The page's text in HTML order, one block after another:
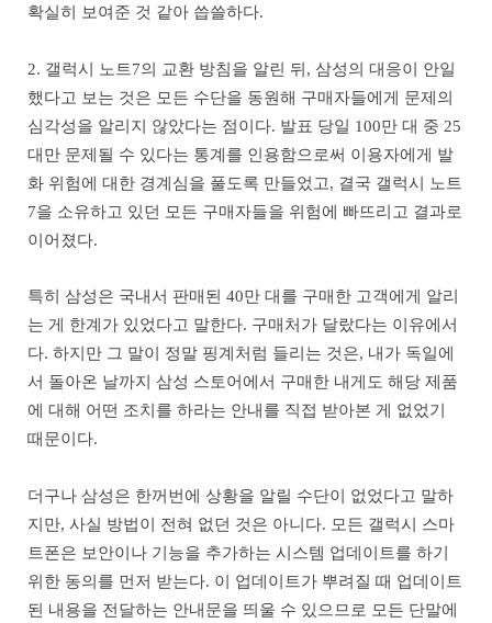
확실히 보여준 것 같아 씁쓸하다.
2. 갤럭시 노트7의 교환 방침을 알린 뒤, 삼성의 대응이 안일
했다고 보는 것은 모든 수단을 동원해 구매자들에게 문제의
심각성을 알리지 않았다는 점이다. 발표 당일 100만 대 중 25
대만 문제될 수 있다는 통계를 인용함으로써 이용자에게 발
화 위험에 대한 경계심을 풀도록 만들었고, 결국 갤럭시 노트
7을 소유하고 있던 모든 구매자들을 위험에 빠뜨리고 결과로
이어졌다.
특히 삼성은 국내서 판매된 40만 대를 구매한 고객에게 알리
는 게 한계가 있었다고 말한다. 구매처가 달랐다는 이유에서
다. 하지만 그 말이 정말 핑계처럼 들리는 것은, 내가 독일에
서 돌아온 날까지 삼성 스토어에서 구매한 내게도 해당 제품
에 대해 어떤 조치를 하라는 안내를 직접 받아본 게 없었기
때문이다.
더구나 삼성은 한꺼번에 상황을 알릴 수단이 없었다고 말하
지만, 사실 방법이 전혀 없던 것은 아니다. 모든 갤럭시 스마
트폰은 보안이나 기능을 추가하는 시스템 업데이트를 하기
위한 동의를 먼저 받는다. 이 업데이트가 뿌려질 때 업데이트
된 내용을 전달하는 안내문을 띄울 수 있으므로 모든 단말에